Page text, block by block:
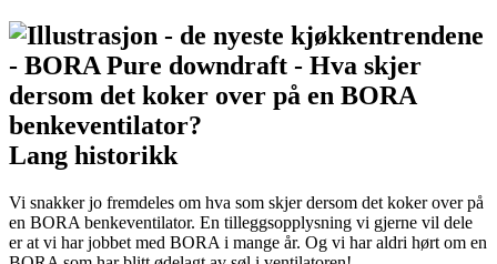
Lang historikk
Vi snakker jo fremdeles om hva som skjer dersom det koker over på
en BORA benkeventilator. En tilleggsopplysning vi gjerne vil dele
er at vi har jobbet med BORA i mange år. Og vi har aldri hørt om en